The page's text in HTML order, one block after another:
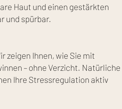
Haut und einen gestärkten
und spürbar.
zeigen Ihnen, wie Sie mit
– ohne Verzicht. Natürliche
Ihre Stressregulation aktiv